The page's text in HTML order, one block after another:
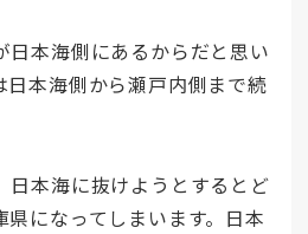
日本海側にあるからだと思い
日本海側から瀬戸内側まで続
日本海に抜けようとするとど
県になってしまいます。日本